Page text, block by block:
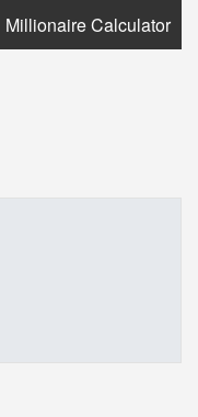
Millionaire Calculator